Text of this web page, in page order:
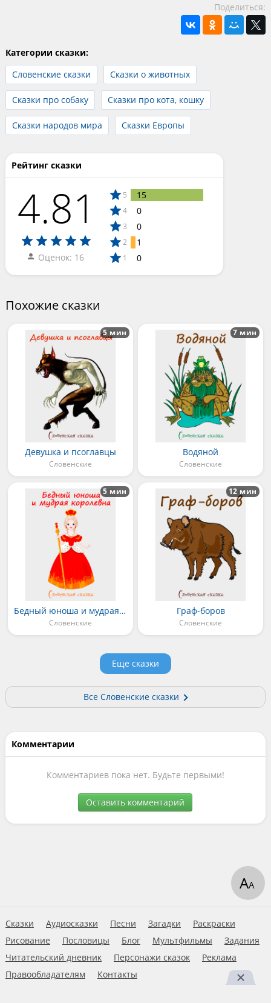
Поделиться:
Категории сказки:
Словенские сказки
Сказки о животных
Сказки про собаку Сказки про кота, кошку
Сказки народов мира Сказки Европы
Рейтинг сказки
4.81
Оценок: 16
5 15
4 0
3 0
2 1
1 0
Похожие сказки
Девушка и псоглавцы
Словенские
5 мин
Водяной
Словенские
7 мин
Бедный юноша и мудрая королевна
Словенские
5 мин
Граф-боров
Словенские
12 мин
Еще сказки
Все Словенские сказки
Комментарии
Комментариев пока нет. Будьте первыми!
Оставить комментарий
Сказки Аудиосказки Песни Загадки
Раскраски
Рисование
Пословицы Блог Мультфильмы
Задания
Читательский дневник
Персонажи сказок
Реклама
Правообладателям
Контакты
АА